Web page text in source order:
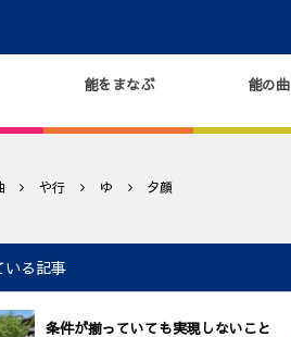
能をまなぶ 能の曲
や行 ゆ 夕顔
いる記事
条件が揃っていても実現しないこと